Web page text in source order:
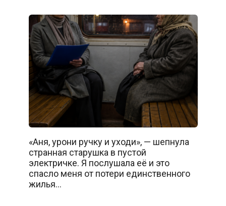
«Аня, урони ручку и уходи», — шепнула
странная старушка в пустой
электричке. Я послушала её и это
спасло меня от потери единственного
жилья…